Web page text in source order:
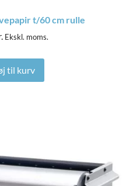
t/60 cm rulle
Ekskl. moms.
til kurv